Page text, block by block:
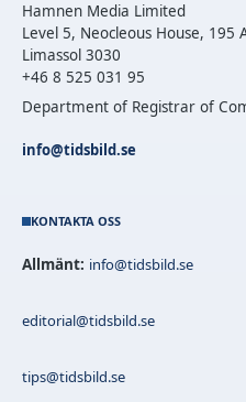
Hamnen Media Limited
Level 5, Neocleous House,
Limassol 3030
+46 8 525 031 95
Department of Registrar of
info@tidsbild.se
KONTAKTA OSS
Allmänt: info@tidsbild.se
editorial@tidsbild.se
tips@tidsbild.se